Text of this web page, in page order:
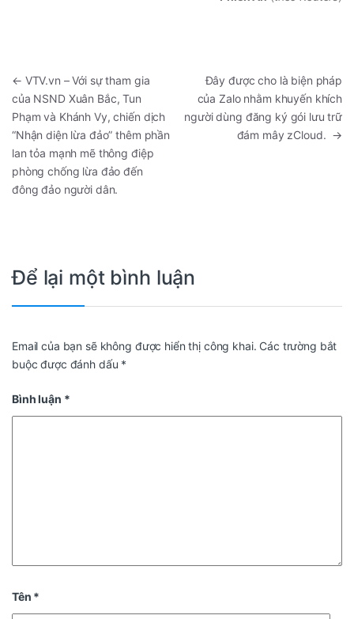
← VTV.vn – Với sự tham gia
của NSND Xuân Bắc, Tun
Phạm và Khánh Vy, chiến dịch
“Nhận diện lừa đảo” thêm phần
lan tỏa mạnh mẽ thông điệp
phòng chống lừa đảo đến
đông đảo người dân.
Đây được cho là biện pháp
của Zalo nhằm khuyến khích
người dùng đăng ký gói lưu trữ
đám mây zCloud. →
Để lại một bình luận
Email của bạn sẽ không được hiển thị công khai. Các trường bắt
buộc được đánh dấu *
Bình luận *
Tên *